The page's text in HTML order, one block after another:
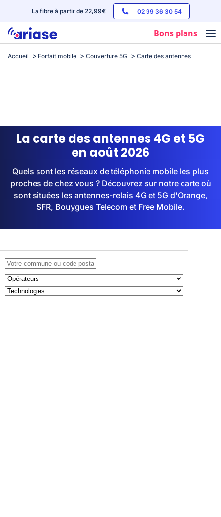
La fibre à partir de 22,99€ 02 99 36 30 54
Bons plans
Box internet
Streaming
Accueil Forfait mobile Couverture 5G Carte des antennes
La carte des antennes 4G et 5G
en août 2026
Quels sont les réseaux de téléphonie mobile les plus
proches de chez vous ? Découvrez sur notre carte où
sont situées les antennes-relais 4G et 5G d'Orange,
SFR, Bouygues Telecom et Free Mobile.